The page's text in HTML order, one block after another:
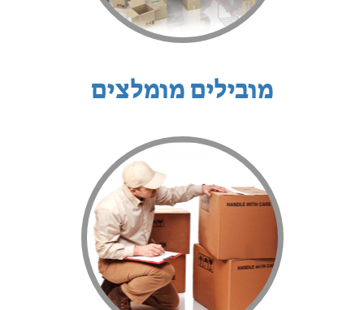
מובילים מומלצים